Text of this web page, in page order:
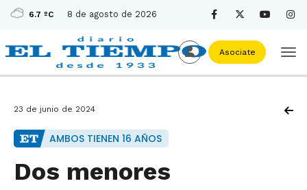
6.7 ºC 8 de agosto de 2026
Asociate
23 de junio de 2024
AMBOS TIENEN 16 AÑOS
Dos menores